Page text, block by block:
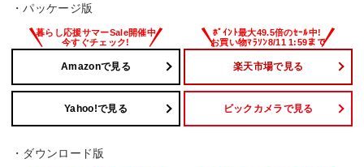
・パッケージ版
Amazonで見る 楽天市場で見る
Yahoo!で見る ビックカメラで見る
・ダウンロード版